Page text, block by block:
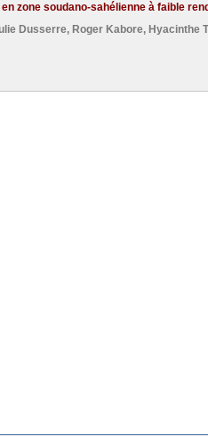
zone soudano-sahélienne à faible
Dusserre, Roger Kabore, Hyacinthe